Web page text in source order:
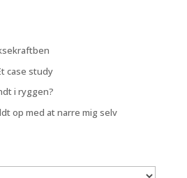
case study
i ryggen?
op med at narre mig selv